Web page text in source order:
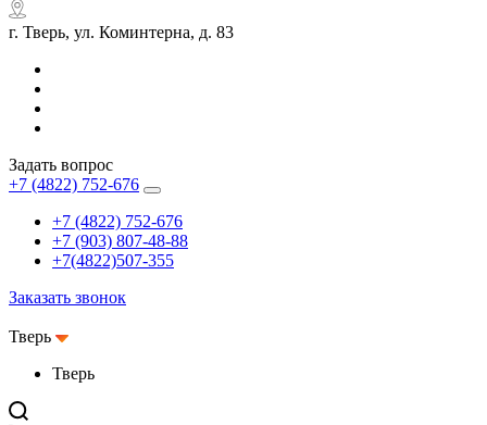
г. Тверь, ул. Коминтерна, д. 83
Задать вопрос
+7 (4822) 752-676
+7 (4822) 752-676
+7 (903) 807-48-88
+7(4822)507-355
Заказать звонок
Тверь
Тверь